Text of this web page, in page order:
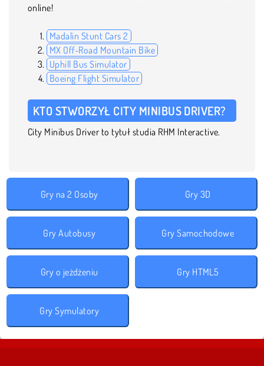
online!
Madalin Stunt Cars 2
MX Off-Road Mountain Bike
Uphill Bus Simulator
Boeing Flight Simulator
KTO STWORZYŁ CITY MINIBUS DRIVER?
City Minibus Driver to tytuł studia RHM Interactive.
Gry na 2 Osoby Gry 3D
Gry Autobusy Gry Samochodowe
Gry o jeżdżeniu Gry HTML5
Gry Symulatory